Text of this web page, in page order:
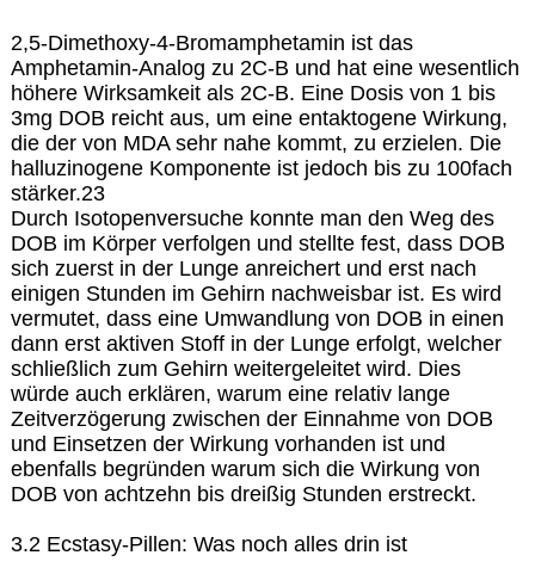
2,5-Dimethoxy-4-Bromamphetamin ist das
Amphetamin-Analog zu 2C-B und hat eine wesentlich
höhere Wirksamkeit als 2C-B. Eine Dosis von 1 bis
3mg DOB reicht aus, um eine entaktogene Wirkung,
die der von MDA sehr nahe kommt, zu erzielen. Die
halluzinogene Komponente ist jedoch bis zu 100fach
stärker.23
Durch Isotopenversuche konnte man den Weg des
DOB im Körper verfolgen und stellte fest, dass DOB
sich zuerst in der Lunge anreichert und erst nach
einigen Stunden im Gehirn nachweisbar ist. Es wird
vermutet, dass eine Umwandlung von DOB in einen
dann erst aktiven Stoff in der Lunge erfolgt, welcher
schließlich zum Gehirn weitergeleitet wird. Dies
würde auch erklären, warum eine relativ lange
Zeitverzögerung zwischen der Einnahme von DOB
und Einsetzen der Wirkung vorhanden ist und
ebenfalls begründen warum sich die Wirkung von
DOB von achtzehn bis dreißig Stunden erstreckt.
3.2 Ecstasy-Pillen: Was noch alles drin ist